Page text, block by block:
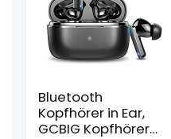
Bluetooth
Kopfhörer in Ear,
GCBIG Kopfhörer